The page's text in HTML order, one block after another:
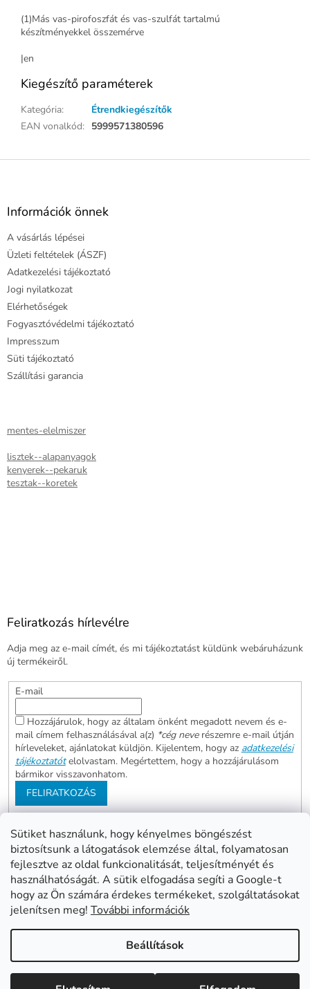
Sütiket használunk, hogy kényelmes böngészést
biztosítsunk a látogatások elemzése által, folyamatosan
fejlesztve az oldal funkcionalitását, teljesítményét és
használhatóságát. A sütik elfogadása segíti a Google-t
hogy az Ön számára érdekes termékeket, szolgáltatásokat
jelenítsen meg! További információk
Beállítások
(1)Más vas-pirofoszfát és vas-szulfát tartalmú
készítményekkel összemérve
|en
Kiegészítő paraméterek
Kategória:
Étrendkiegészítők
EAN vonalkód: 5999571380596
L
Információk önnek
A vásárlás lépései
Üzleti feltételek (ÁSZF)
Adatkezelési tájékoztató
Jogi nyilatkozat
Elérhetőségek
Fogyasztóvédelmi tájékoztató
Impresszum
Süti tájékoztató
Szállítási garancia
mentes-elelmiszer
lisztek--alapanyagok
kenyerek--pekaruk
tesztak--koretek
Feliratkozás hírlevélre
Adja meg az e-mail címét, és mi tájékoztatást küldünk webáruházunk
új termékeiről.
E-mail
Hozzájárulok, hogy az általam önként megadott nevem és e-
mail címem felhasználásával a(z) *cég neverészemre e-mail útján
hírleveleket, ajánlatokat küldjön. Kijelentem, hogy az adatkezelési
tájékoztatót elolvastam. Megértettem, hogy a hozzájárulásom
bármikor visszavonhatom.
FELIRATKOZÁS
Abonett
Mester Család
Civita
Copyright 2026www.mentes24.hu webshop. Minden jog